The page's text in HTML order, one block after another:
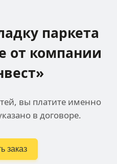
паркета
от компании
вы платите именно
в договоре.
заказ